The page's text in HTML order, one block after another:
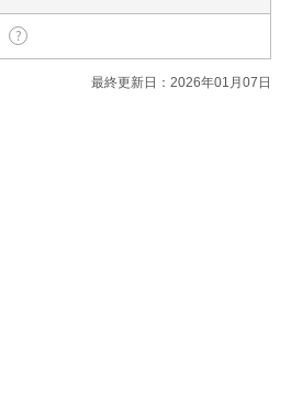
最終更新日：2026年01月07日